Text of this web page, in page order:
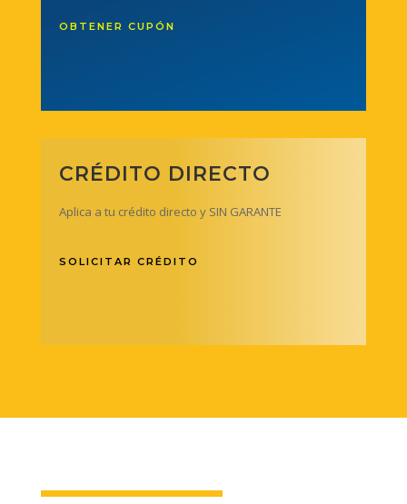
OBTENER CUPÓN
CRÉDITO DIRECTO
Aplica a tu crédito directo y SIN GARANTE
SOLICITAR CRÉDITO